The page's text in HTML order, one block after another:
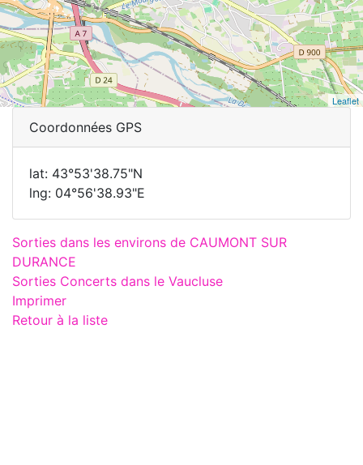
Leaflet
Coordonnées GPS
lat: 43°53'38.75"N
lng: 04°56'38.93"E
Sorties dans les environs de CAUMONT SUR
DURANCE
Sorties Concerts dans le Vaucluse
Imprimer
Retour à la liste